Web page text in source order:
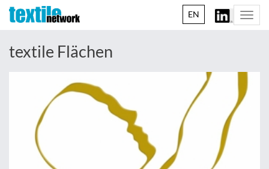
EN
textile Flächen